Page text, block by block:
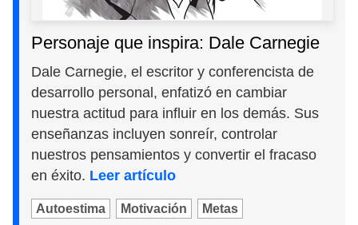
Personaje que inspira: Dale Carnegie
Dale Carnegie, el escritor y conferencista de
desarrollo personal, enfatizó en cambiar
nuestra actitud para influir en los demás. Sus
enseñanzas incluyen sonreír, controlar
nuestros pensamientos y convertir el fracaso
en éxito. Leer artículo
Autoestima Motivación Metas